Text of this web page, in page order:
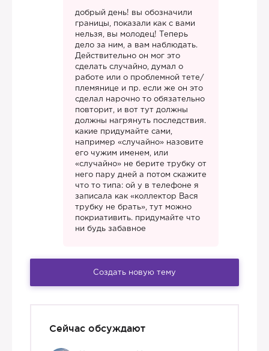
добрый день! вы обозначили
границы, показали как с вами
нельзя, вы молодец! Теперь
дело за ним, а вам наблюдать.
Действительно он мог это
сделать случайно, думал о
работе или о проблемной тете/
племянице и пр. если же он это
сделал нарочно то обязательно
повторит, и вот тут должны
должны нагрянуть последствия.
какие придумайте сами,
например «случайно» назовите
его чужим именем, или
«случайно» не берите трубку от
него пару дней а потом скажите
что то типа: ой у в телефоне я
записала как «коллектор Вася
трубку не брать», тут можно
покриативить. придумайте что
ни будь забавное
Создать новую тему
Сейчас обсуждают